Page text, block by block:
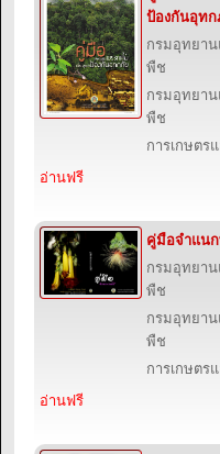
ป้องกันอุทก
กรมอุทยา
พืช
กรมอุทยา
พืช
การเกษตร
อ่านฟรี
คู่มือจำแน
กรมอุทยา
พืช
กรมอุทยา
พืช
การเกษตร
อ่านฟรี